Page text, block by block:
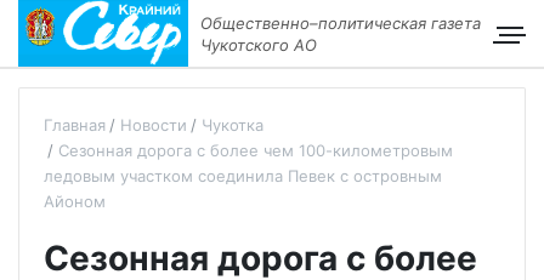
Общественно–политическая газета
Чукотского АО
Главная Новости
Чукотка
Сезонная дорога с более чем 100-километровым
ледовым участком соединила Певек с островным
Айоном
Сезонная дорога с более